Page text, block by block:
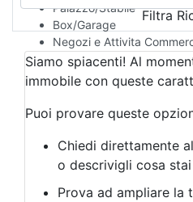
Palazzo/Stabile
Box/Garage
Negozi e Attivita
Qualsiasi
Attività/Licenza
Azienda Agricola
Bar/Ristorante
Albergo
Laboratorio Artigianale
Negozio/locale
Agriturismo
Filtra
Siamo spiacenti! Al
immobile con queste
Puoi provare queste
Chiedi direttamente
o descrivigli cosa
Prova ad ampliare la